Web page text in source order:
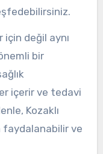
değil aynı
bir
içerir ve tedavi
Kozaklı
ve